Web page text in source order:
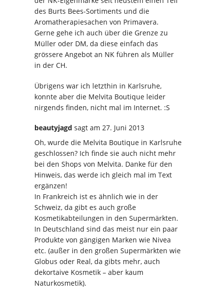
des Burts Bees-Sortiments und die
Aromatherapiesachen von Primavera.
Gerne gehe ich auch über die Grenze zu
Müller oder DM, da diese einfach das
grössere Angebot an NK führen als Müller
in der CH.
Übrigens war ich letzthin in Karlsruhe,
konnte aber die Melvita Boutique leider
nirgends finden, nicht mal im Internet. :S
beautyjagd sagt am 27. Juni 2013
Oh, wurde die Melvita Boutique in Karlsruhe
geschlossen? Ich finde sie auch nicht mehr
bei den Shops von Melvita. Danke für den
Hinweis, das werde ich gleich mal im Text
ergänzen!
In Frankreich ist es ähnlich wie in der
Schweiz, da gibt es auch große
Kosmetikabteilungen in den Supermärkten.
In Deutschland sind das meist nur ein paar
Produkte von gängigen Marken wie Nivea
etc. (außer in den großen Supermärkten wie
Globus oder Real, da gibts mehr, auch
dekortaive Kosmetik – aber kaum
Naturkosmetik).